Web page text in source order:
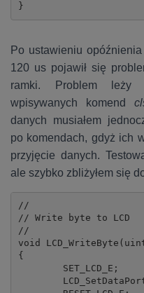
}
Po ustawieniu
120 us pojawił się
ramki. Problem leży
wpisywanych komend
danych musiałem
po komendach, gdyż ich
przyjęcie danych.
ale szybko zbliżyłem się
//
// Write byte to LCD
//
void
{